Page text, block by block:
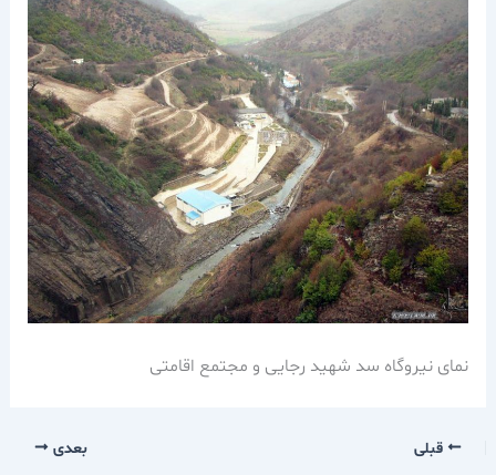
نمای نیروگاه سد شهید رجایی و مجتمع اقامتی
قبلی بعدی